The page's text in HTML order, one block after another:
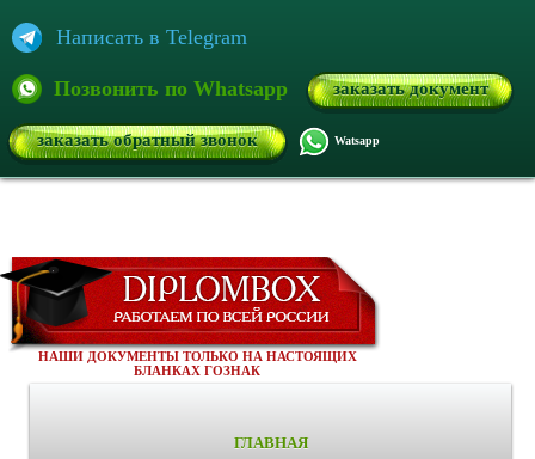
Написать в Telegram
Позвонить по Whatsapp заказать документ
заказать обратный звонок Watsapp
НАШИ ДОКУМЕНТЫ ТОЛЬКО НА НАСТОЯЩИХ
БЛАНКАХ ГОЗНАК
ГЛАВНАЯ